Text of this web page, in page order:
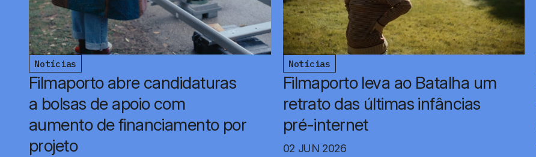
Notícias
Filmaporto abre candidaturas
a bolsas de apoio com
aumento de financiamento por
projeto
Notícias
Filmaporto leva ao Batalha um
retrato das últimas infâncias
pré-internet
02 JUN 2026